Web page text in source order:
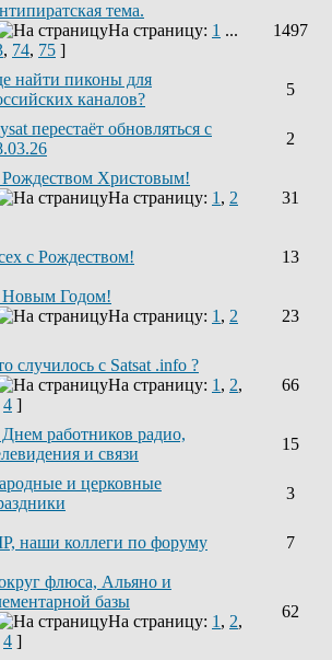
тема.
На страницу: 1 ...
, 74, 75 ]
1497
найти пиконы для
каналов?
5
перестаёт обновляться с
2
Христовым!
На страницу: 1 , 2
31
с Рождеством! 13
Годом!
На страницу: 1 , 2
23
случилось с Satsat .info ?
На страницу: 1 , 2,
4 ]
66
работников радио,
и связи
15
и церковные
3
наши коллеги по форуму 7
флюса, Альяно и
базы
На страницу: 1 , 2,
4 ]
62